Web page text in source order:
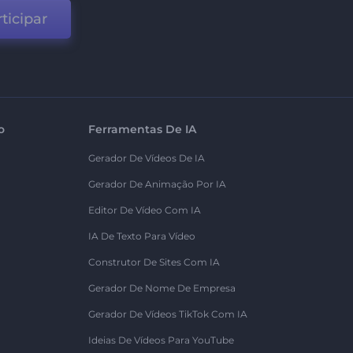
Ferramentas De IA
Gerador De Vídeos De IA
Gerador De Animação Por IA
Editor De Vídeo Com IA
IA De Texto Para Vídeo
Construtor De Sites Com IA
Gerador De Nome De Empresa
Gerador De Vídeos TikTok Com IA
Ideias De Vídeos Para YouTube